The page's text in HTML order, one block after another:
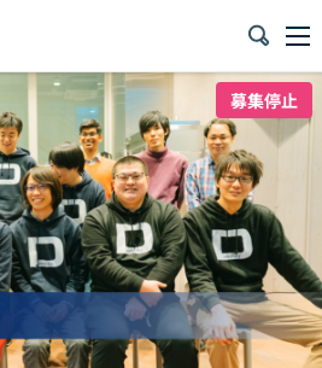
募集停止